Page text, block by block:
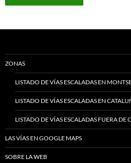
ZONAS
LISTADO DE VÍAS ESCALADAS EN
LISTADO DE VÍAS ESCALADAS EN
LISTADO DE VÍAS ESCALADAS FUERA DE
LAS VÍAS EN GOOGLE MAPS
SOBRE LA WEB